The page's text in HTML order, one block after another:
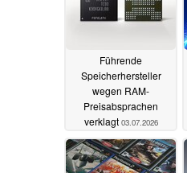
Führende
Speicherhersteller
wegen RAM-
Preisabsprachen
verklagt 03.07.2026